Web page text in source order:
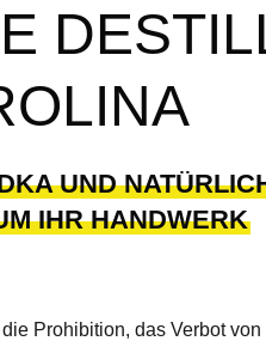
UND
IHR HANDWERK
Prohibition, das Verbot